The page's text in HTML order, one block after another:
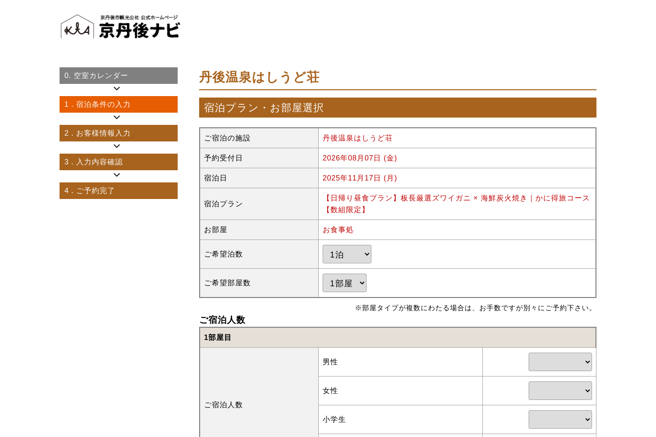
0. 空室カレンダー
1 . 宿泊条件の入力
2 . お客様情報入力
3 . 入力内容確認
4 . ご予約完了
丹後温泉はしうど荘
宿泊プラン・お部屋選択
ご宿泊の施設 丹後温泉はしうど荘
予約受付日 2026年08月07日 (金)
宿泊日 2025年11月17日 (月)
宿泊プラン
【日帰り昼食プラン】板長厳選ズワイガニ × 海鮮炭火焼き｜かに得旅コース
【数組限定】
お部屋 お食事処
ご希望泊数
ご希望部屋数
※部屋タイプが複数にわたる場合は、お手数ですが別々にご予約下さい。
ご宿泊人数
1部屋目
ご宿泊人数
男性
女性
小学生